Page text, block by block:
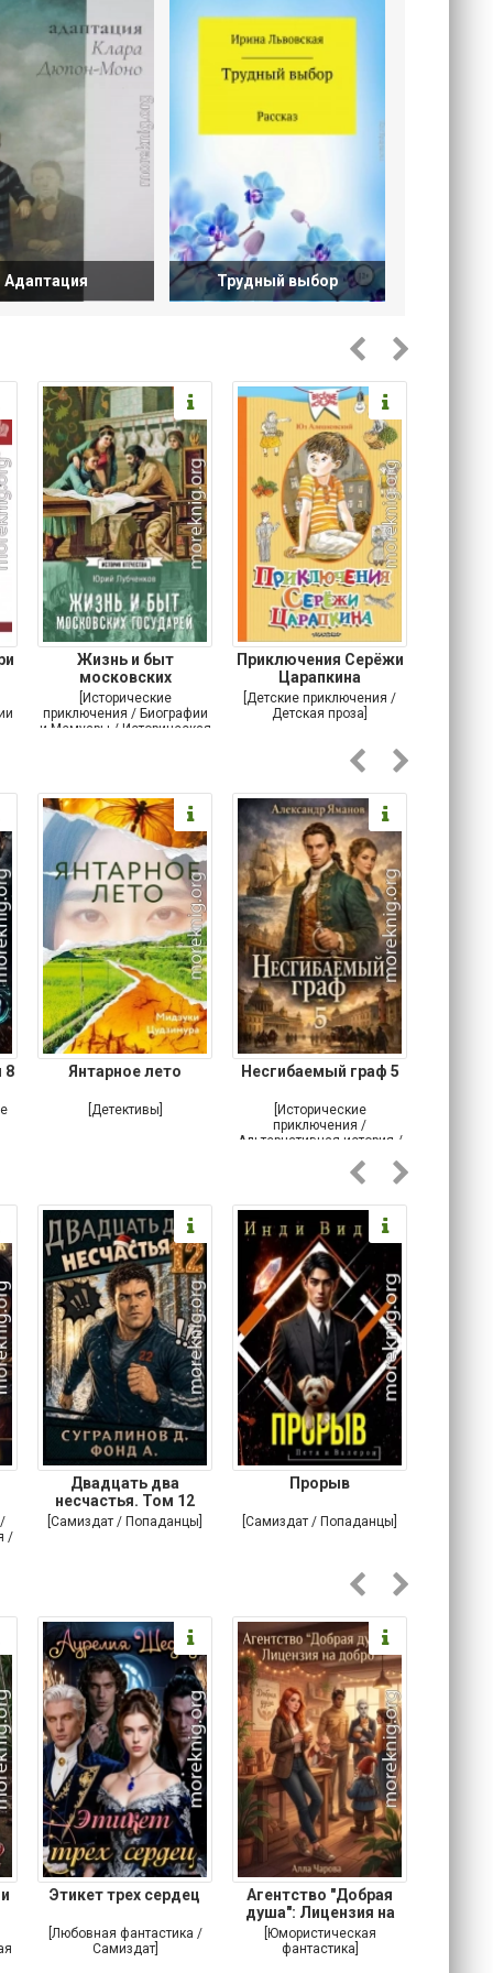
Адаптация Трудный выбор
Жизнь и быт
московских
государей
[Исторические
приключения / Биографии
и Мемуары / Историческая
Приключения Серёжи
Царапкина
[Детские приключения /
Детская проза]
8 Янтарное лето
[Детективы]
Несгибаемый граф 5
[Исторические
приключения /
Альтернативная история /
/
Двадцать два
несчастья. Том 12
[Самиздат / Попаданцы]
Прорыв
[Самиздат / Попаданцы]
Этикет трех сердец
[Любовная фантастика /
Самиздат]
Агентство "Добрая
душа": Лицензия на
добро
[Юмористическая
фантастика]